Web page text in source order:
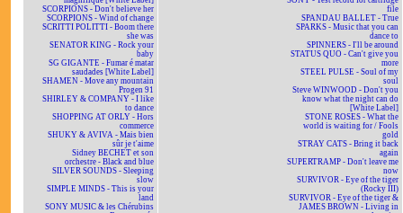
SCORPIONS - Don't believe her
SCORPIONS - Wind of change
SCRITTI POLITTI - Boom there
she was
SENATOR KING - Rock your
baby
SG GIGANTE - Fumar é matar
saudades [White Label]
SHAMEN - Move any mountain
Progen 91
SHIRLEY & COMPANY - I like
to dance
SHOPPING AT ORLY - Hors
commerce
SHUKY & AVIVA - Mais bien
sûr je t'aime
Sidney BECHET et son
orchestre - Black and blue
SILVER SOUNDS - Sleeping
slow
SIMPLE MINDS - This is your
land
SONY MUSIC & les Chérubins
file
SPANDAU BALLET - True
SPARKS - Music that you can
dance to
SPINNERS - I'll be around
STATUS QUO - Can't give you
more
STEEL PULSE - Soul of my
soul
Steve WINWOOD - Don't you
know what the night can do
[White Label]
STONE ROSES - What the
world is waiting for / Fools
gold
STRAY CATS - Bring it back
again
SUPERTRAMP - Don't leave me
now
SURVIVOR - Eye of the tiger
(Rocky III)
SURVIVOR - Eye of the tiger &
JAMES BROWN - Living in